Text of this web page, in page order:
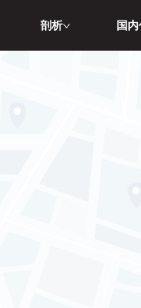
剖析 国